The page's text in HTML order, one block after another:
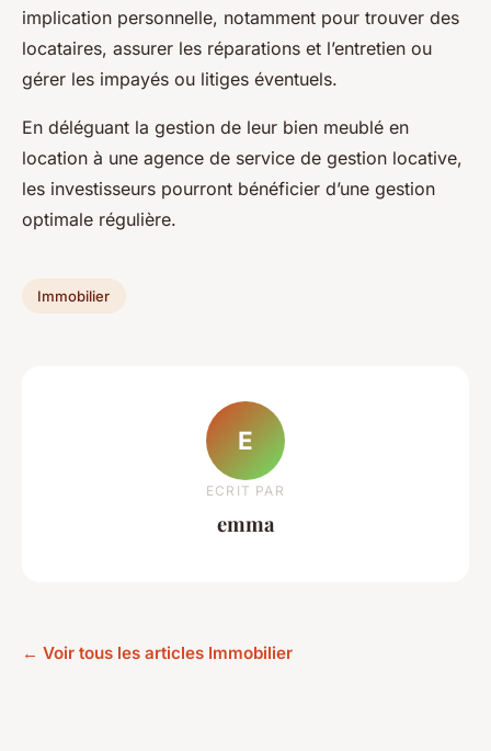
implication personnelle, notamment pour trouver des
locataires, assurer les réparations et l’entretien ou
gérer les impayés ou litiges éventuels.
En déléguant la gestion de leur bien meublé en
location à une agence de service de gestion locative,
les investisseurs pourront bénéficier d’une gestion
optimale régulière.
Immobilier
E
ECRIT PAR
emma
← Voir tous les articles Immobilier